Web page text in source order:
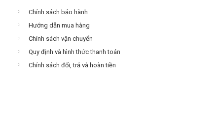
Chính sách bảo hành
Hướng dẫn mua hàng
Chính sách vận chuyển
Quy định và hình thức thanh toán
Chính sách đổi, trả và hoàn tiền